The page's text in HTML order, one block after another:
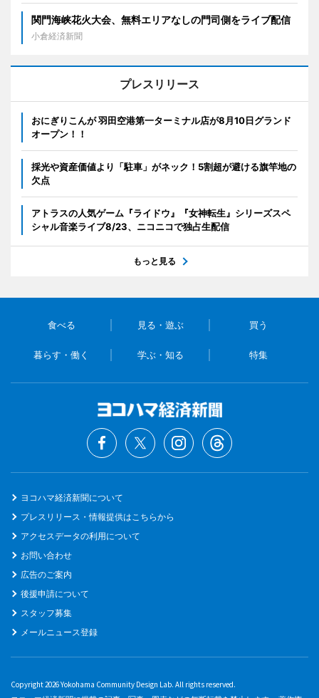
関門海峡花火大会、無料エリアなしの門司側をライブ配信
小倉経済新聞
プレスリリース
おにぎりこんが 羽田空港第一ターミナル店が8月10日グランド
オープン！！
採光や資産価値より「駐車」がネック！5割超が避ける旗竿地の
欠点
アトラスの人気ゲーム『ライドウ』『女神転生』シリーズスペ
シャル音楽ライブ8/23、ニコニコで独占生配信
もっと見る
食べる 見る・遊ぶ 買う
暮らす・働く 学ぶ・知る 特集
ヨコハマ経済新聞について
プレスリリース・情報提供はこちらから
アクセスデータの利用について
お問い合わせ
広告のご案内
後援申請について
スタッフ募集
メールニュース登録
Copyright 2026 Yokohama Community Design Lab. All rights reserved.